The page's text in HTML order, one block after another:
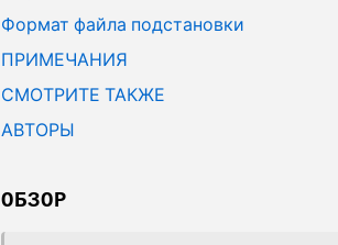
Формат файла подстановки
ПРИМЕЧАНИЯ
СМОТРИТЕ ТАКЖЕ
АВТОРЫ
ОБЗОР